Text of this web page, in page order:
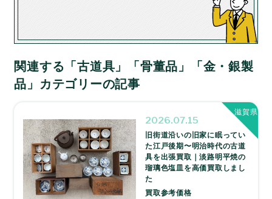
関連する「古道具」「骨董品」「金・銀製
品」カテゴリーの記事
2026.07.15
旧街道沿いの旧家に眠ってい
た江戸後期〜明治時代の古道
具を出張買取｜淡路明平焼の
瑠璃色塩皿を高価買取しまし
た
買取参考価格
滋賀県